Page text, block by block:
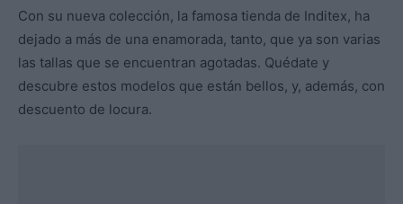
Con su nueva colección, la famosa tienda de Inditex, ha
dejado a más de una enamorada, tanto, que ya son varias
las tallas que se encuentran agotadas. Quédate y
descubre estos modelos que están bellos, y, además, con
descuento de locura.